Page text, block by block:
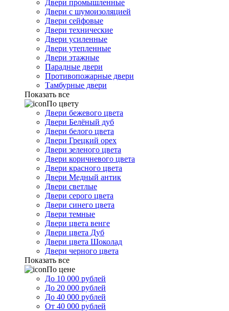
Двери промышленные
Двери с шумоизоляцией
Двери сейфовые
Двери технические
Двери усиленные
Двери утепленные
Двери этажные
Парадные двери
Противопожарные двери
Тамбурные двери
Показать все
По цвету
Двери бежевого цвета
Двери Белёный дуб
Двери белого цвета
Двери Грецкий орех
Двери зеленого цвета
Двери коричневого цвета
Двери красного цвета
Двери Медный антик
Двери светлые
Двери серого цвета
Двери синего цвета
Двери темные
Двери цвета венге
Двери цвета Дуб
Двери цвета Шоколад
Двери черного цвета
Показать все
По цене
До 10 000 рублей
До 20 000 рублей
До 40 000 рублей
От 40 000 рублей